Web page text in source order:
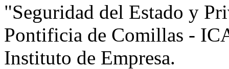
"Seguridad del Estado y
Pontificia de Comillas -
Instituto de Empresa.